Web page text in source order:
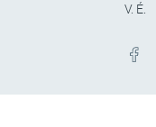
V. É.